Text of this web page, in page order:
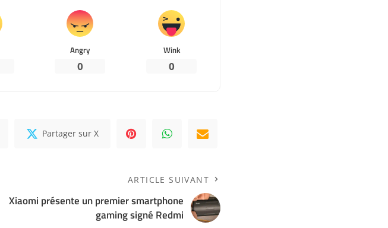
Angry
0
Wink
0
Partager sur X
ARTICLE SUIVANT
Xiaomi présente un premier smartphone
gaming signé Redmi